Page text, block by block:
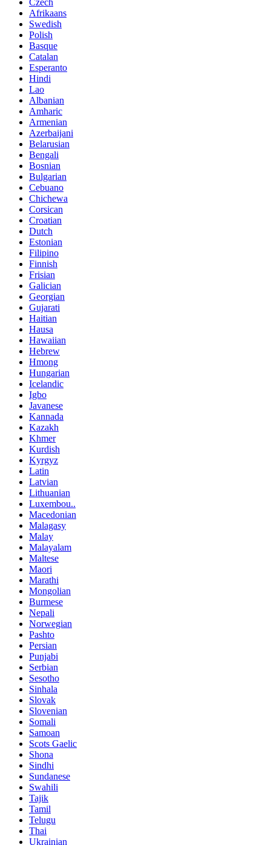
Czech
Afrikaans
Swedish
Polish
Basque
Catalan
Esperanto
Hindi
Lao
Albanian
Amharic
Armenian
Azerbaijani
Belarusian
Bengali
Bosnian
Bulgarian
Cebuano
Chichewa
Corsican
Croatian
Dutch
Estonian
Filipino
Finnish
Frisian
Galician
Georgian
Gujarati
Haitian
Hausa
Hawaiian
Hebrew
Hmong
Hungarian
Icelandic
Igbo
Javanese
Kannada
Kazakh
Khmer
Kurdish
Kyrgyz
Latin
Latvian
Lithuanian
Luxembou..
Macedonian
Malagasy
Malay
Malayalam
Maltese
Maori
Marathi
Mongolian
Burmese
Nepali
Norwegian
Pashto
Persian
Punjabi
Serbian
Sesotho
Sinhala
Slovak
Slovenian
Somali
Samoan
Scots Gaelic
Shona
Sindhi
Sundanese
Swahili
Tajik
Tamil
Telugu
Thai
Ukrainian